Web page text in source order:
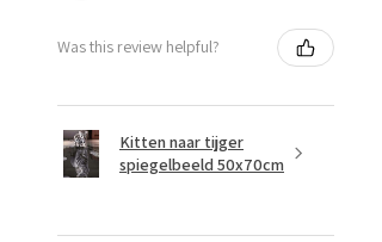
Was this review helpful?
Kitten naar tijger
spiegelbeeld 50x70cm